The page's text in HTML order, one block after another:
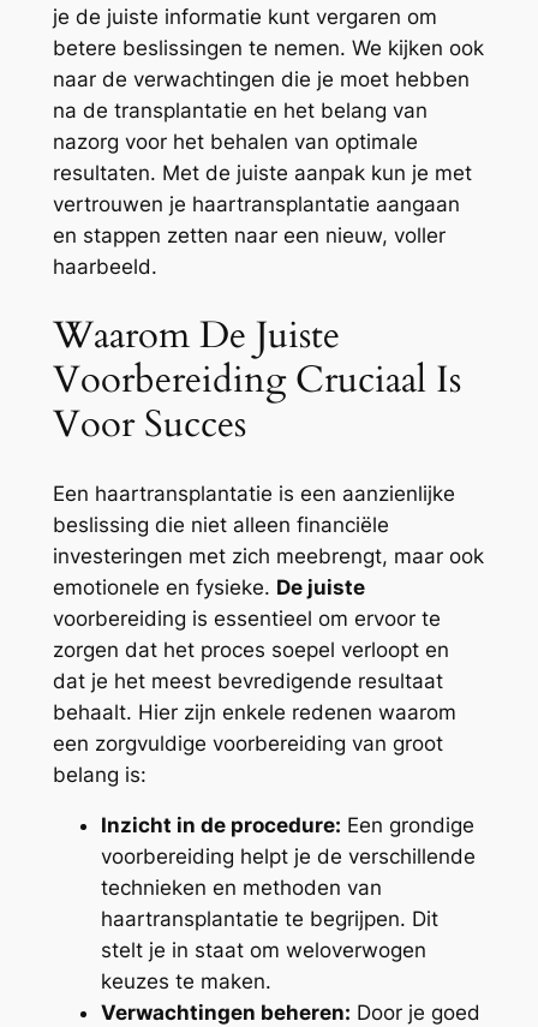
je de juiste informatie kunt vergaren om
betere beslissingen te nemen. We kijken ook
naar de verwachtingen die je moet hebben
na de transplantatie en het belang van
nazorg voor het behalen van optimale
resultaten. Met de juiste aanpak kun je met
vertrouwen je haartransplantatie aangaan
en stappen zetten naar een nieuw, voller
haarbeeld.
Waarom De Juiste
Voorbereiding Cruciaal Is
Voor Succes
Een haartransplantatie is een aanzienlijke
beslissing die niet alleen financiële
investeringen met zich meebrengt, maar ook
emotionele en fysieke. De juiste
voorbereiding is essentieel om ervoor te
zorgen dat het proces soepel verloopt en
dat je het meest bevredigende resultaat
behaalt. Hier zijn enkele redenen waarom
een zorgvuldige voorbereiding van groot
belang is:
Inzicht in de procedure: Een grondige
voorbereiding helpt je de verschillende
technieken en methoden van
haartransplantatie te begrijpen. Dit
stelt je in staat om weloverwogen
keuzes te maken.
Verwachtingen beheren: Door je goed